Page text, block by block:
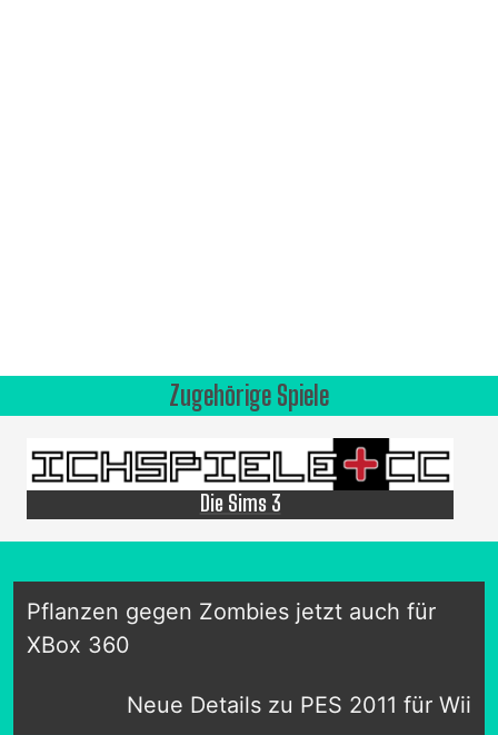
Zugehörige Spiele
Die Sims 3
Pflanzen gegen Zombies jetzt auch für
XBox 360
Neue Details zu PES 2011 für Wii